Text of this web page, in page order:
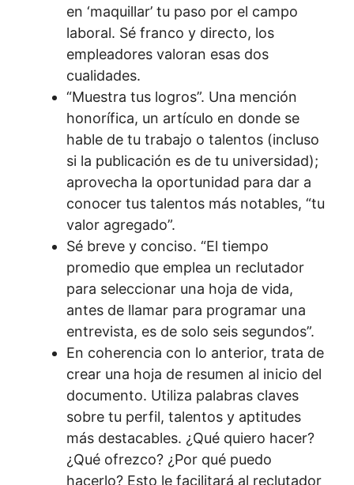
en ‘maquillar’ tu paso por el campo
laboral. Sé franco y directo, los
empleadores valoran esas dos
cualidades.
“Muestra tus logros”. Una mención
honorífica, un artículo en donde se
hable de tu trabajo o talentos (incluso
si la publicación es de tu universidad);
aprovecha la oportunidad para dar a
conocer tus talentos más notables, “tu
valor agregado”.
Sé breve y conciso. “El tiempo
promedio que emplea un reclutador
para seleccionar una hoja de vida,
antes de llamar para programar una
entrevista, es de solo seis segundos”.
En coherencia con lo anterior, trata de
crear una hoja de resumen al inicio del
documento. Utiliza palabras claves
sobre tu perfil, talentos y aptitudes
más destacables. ¿Qué quiero hacer?
¿Qué ofrezco? ¿Por qué puedo
hacerlo? Esto le facilitará al reclutador